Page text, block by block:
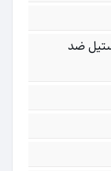
ضد